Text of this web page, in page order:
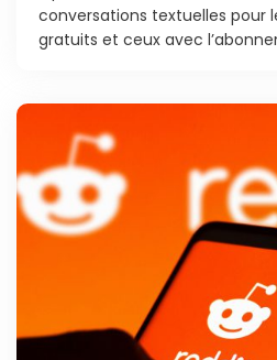
conversations textuelles pour
gratuits et ceux avec